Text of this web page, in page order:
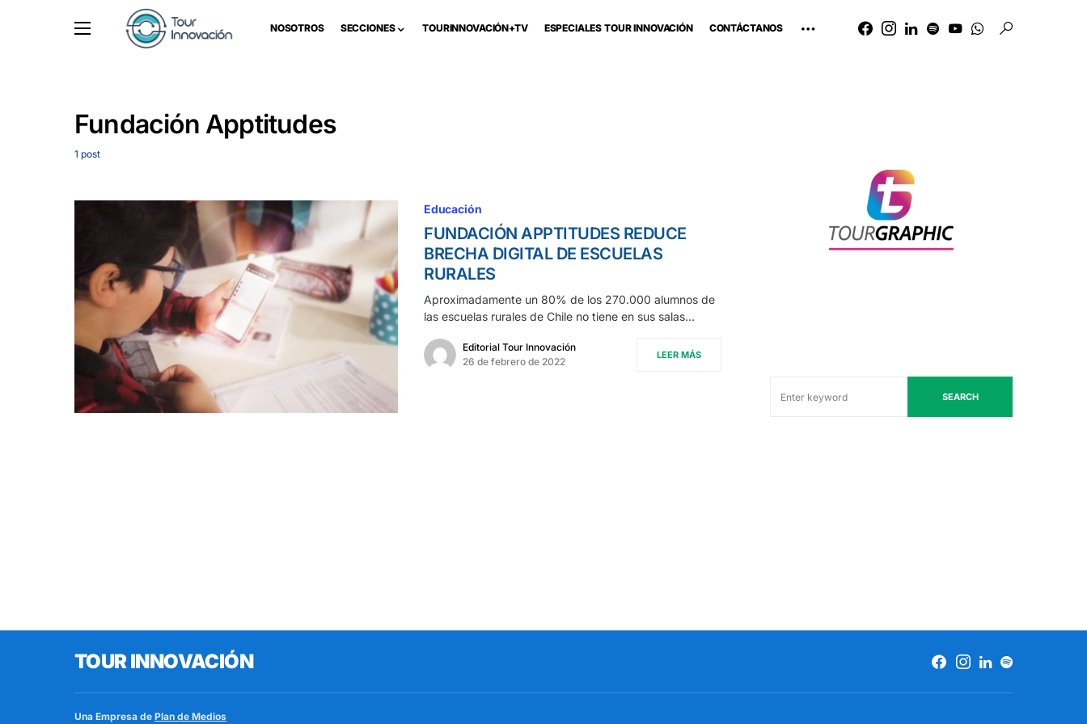
NOSOTROS SECCIONES TOURINNOVACIÓN+TV ESPECIALES TOUR INNOVACIÓN CONTÁCTANOS
Fundación Apptitudes
1 post
Educación
FUNDACIÓN APPTITUDES REDUCE
BRECHA DIGITAL DE ESCUELAS
RURALES
Aproximadamente un 80% de los 270.000 alumnos de
las escuelas rurales de Chile no tiene en sus salas…
Editorial Tour Innovación
26 de febrero de 2022
LEER MÁS
SEARCH
TOUR INNOVACIÓN
Una Empresa de Plan de Medios